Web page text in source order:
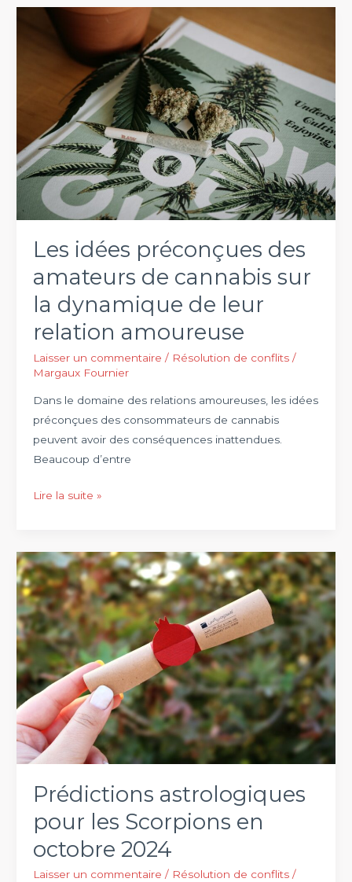
avec
partenaire
guide
d’un
expert
en
Les idées préconçues des
amateurs de cannabis sur
la dynamique de leur
relation amoureuse
Laisser un commentaire / Résolution de conflits/
Margaux Fournier
Dans le domaine des relations amoureuses, les idées
préconçues des consommateurs de cannabis
peuvent avoir des conséquences inattendues.
Beaucoup d’entre
Les
des
amateurs
de
cannabis
sur
dynamique
de
leur
relation
amoureuse
Lire la suite »
Prédictions astrologiques
pour les Scorpions en
octobre 2024
Laisser un commentaire / Résolution de conflits/